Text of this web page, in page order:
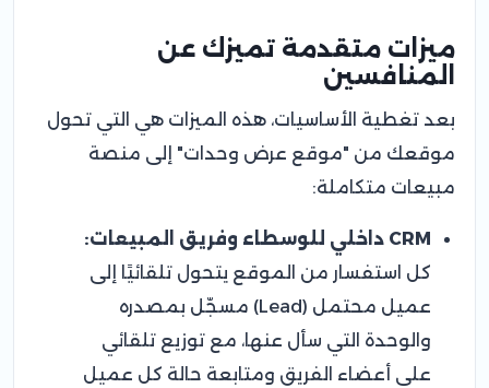
ميزات متقدمة تميزك عن
المنافسين
بعد تغطية الأساسيات، هذه الميزات هي التي تحول
موقعك من "موقع عرض وحدات" إلى منصة
مبيعات متكاملة:
CRM داخلي للوسطاء وفريق المبيعات:
كل استفسار من الموقع يتحول تلقائيًا إلى
عميل محتمل (Lead) مسجّل بمصدره
والوحدة التي سأل عنها، مع توزيع تلقائي
على أعضاء الفريق ومتابعة حالة كل عميل